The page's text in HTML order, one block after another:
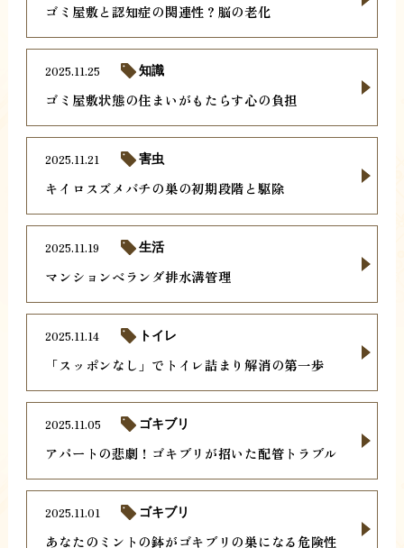
ゴミ屋敷と認知症の関連性？脳の老化
ゴミ屋敷状態の住まいがもたらす心の負担
2025.11.25 知識
キイロスズメバチの巣の初期段階と駆除
2025.11.21 害虫
マンションベランダ排水溝管理
2025.11.19 生活
「スッポンなし」でトイレ詰まり解消の第一歩
2025.11.14 トイレ
アパートの悲劇！ゴキブリが招いた配管トラブル
2025.11.05 ゴキブリ
あなたのミントの鉢がゴキブリの巣になる危険性
2025.11.01 ゴキブリ